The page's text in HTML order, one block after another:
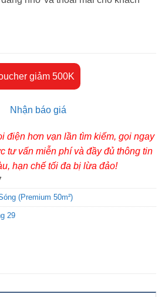
giảm 500K
điện hơn vạn lần tìm kiếm, gọi ngay
tư vấn miễn phí và đầy đủ thông tin
hạn chế tối đa bị lừa đảo!
(Premium 50m²)
29